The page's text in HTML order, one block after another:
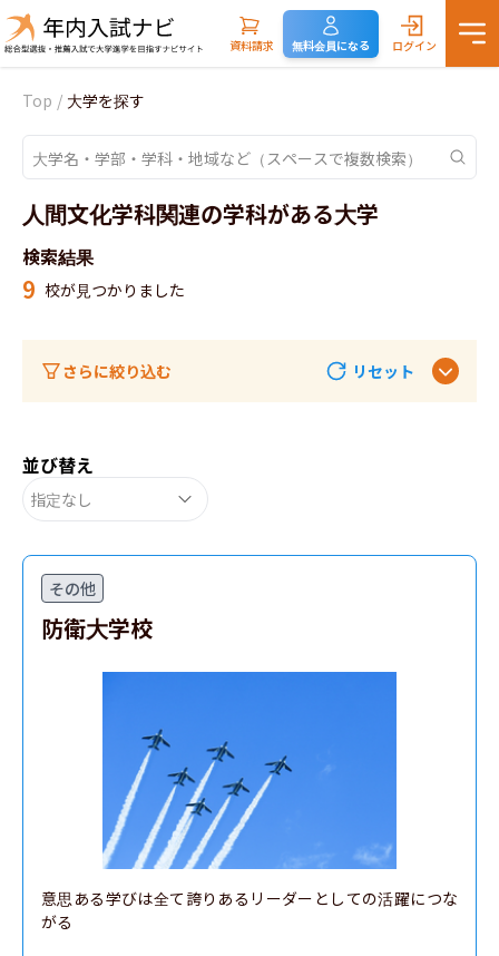
資料請求 無料会員になる ログイン
Top / 大学を探す
人間文化学科関連の学科がある大学
検索結果
9 校が見つかりました
さらに絞り込む リセット
並び替え
指定なし
その他
防衛大学校
意思ある学びは全て誇りあるリーダーとしての活躍につな
がる